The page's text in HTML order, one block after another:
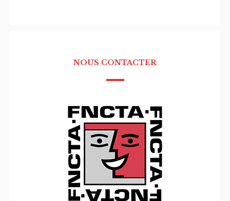
NOUS CONTACTER